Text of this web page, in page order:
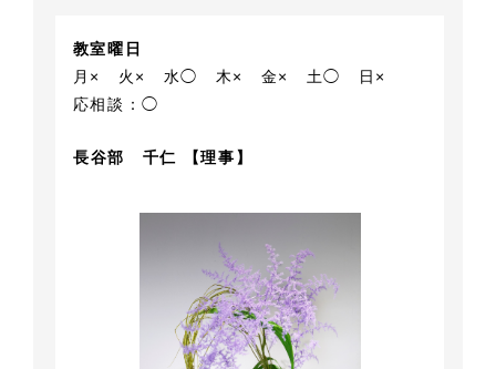
教室曜日
月×
火× 水◯ 木× 金× 土◯
日×
応相談：◯
長谷部 千仁 【理事】